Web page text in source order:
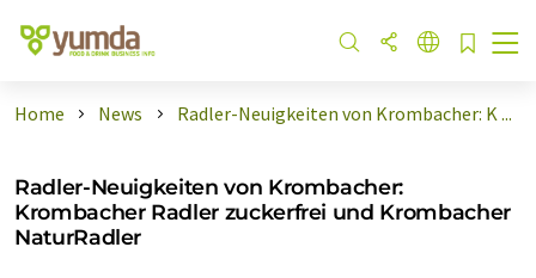
Home News Radler-Neuigkeiten von Krombacher: K ...
Radler-Neuigkeiten von Krombacher:
Krombacher Radler zuckerfrei und Krombacher
NaturRadler